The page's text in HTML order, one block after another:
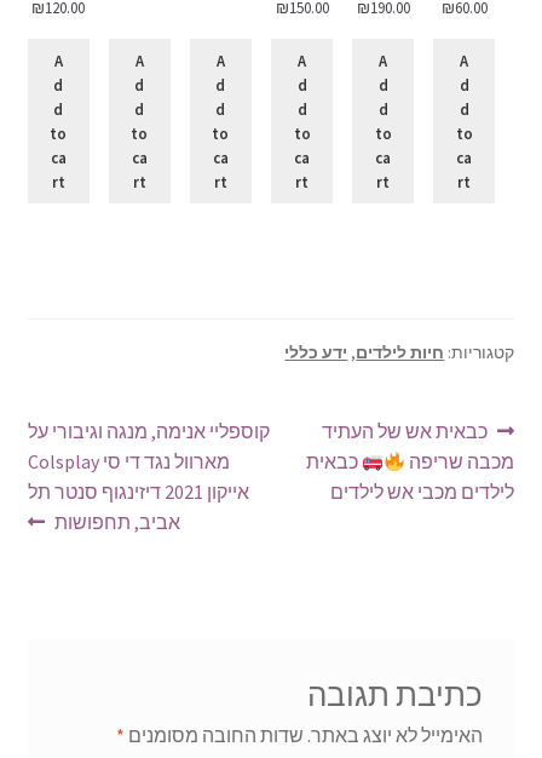
₪60.00
A
d
d
to
ca
rt
₪190.00
A
d
d
to
ca
rt
₪150.00
A
d
d
to
ca
rt
A
d
d
to
ca
rt
A
d
d
to
ca
rt
₪120.00
A
d
d
to
ca
rt
קטגוריות: חיות לילדים, ידע כללי
ניווט
הפוסט
הקודם:
כבאית אש של העתיד
מכבה שריפה
כבאית
לילדים מכבי אש לילדים
הפוסט
קוספליי אנימה, מנגה וגיבורי על
מארוול נגד די סי Colsplay
אייקון 2021 דיזינגוף סנטר תל
אביב, תחפושות
כתיבת תגובה
האימייל לא יוצג באתר. שדות החובה מסומנים *